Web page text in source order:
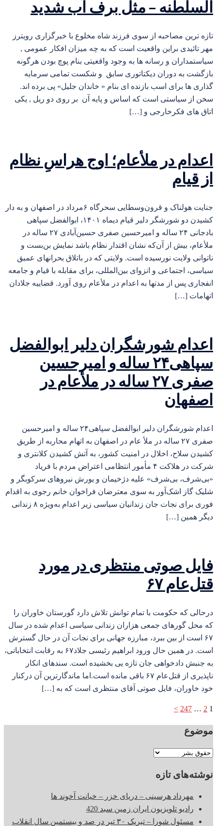
السلطنه – مثل برف آب شدید
تازه ترین مصاحبه از سوی فرزند شاه مخلوع با خبرگزاری رویترز
مهر تائیدی براین واقعیت است که به چه میزان افکار عمومی ,
سیاستمداران و رسانه ها به وجود واقعیتی بنام پوچ بودن هرگونه
بازگشت به دوران دیکتاتوری سابق و شکست تمامی سرمایه
گذاری ها برای اسب بازنده ای بنام « خاندان جلیل» پی برده اند.
سخن از سیاستی است که اساس و پایه آن بر روی دو ریل , یکی
اتاق های فکرخارجی و […]
اعدام در ملأعام؛ اوج هراسِ نظام
از قیام
جنایت هولناک و قرون‌وسطایی سحرگاه ۶مرداد در اصفهان و به دار
کشیدن دو شورشگر دلیر قیام دیماه ۱۴۰۱، ابوالفضل سپاهی
بادجانی ۲۴ ساله و امیرحسین صفری حسین‌آبادی ۲۷ ساله در
ملأعام، بیش از آن‌که نشان اقتدار نظام باشد نمایش بن‌بست و
ناتوانی ولایت نورسیده است. ولایتی که در باتلاق بحرانهای عمیق
سیاسی، اجتماعی و انزوای بین‌المللی، برای مقابله با قیام و جامعه
انفجاری پس از مدتها به اعدام در ملأعام روی آورد. قضاییه جلادان
اتهامات […]
اعدام شورشگران دلیر ابوالفضل
سپاهی۲۴ ساله و امیرحسین
صفری ۲۷ ساله در ملأعام در
اصفهان
اعدام شورشگران دلیر ابوالفضل سپاهی۲۴ ساله و امیرحسین
صفری ۲۷ ساله در ملأ عام در اصفهان به اتهام محاربه از طریق
کشیدن سلاح، اخلال در امنیت کشور، به آتش کشیدن کلانتری و
شرکت در هلاکت ۴ مأمور انتظامی اعتراض مردم با فریاد
«بی‌شرف، بی‌شرف» علیه دژخیمان و یورش نیروهای سرکوبگر و
شلیک گاز اشک‌آور به سوی معترضان فراخوان خانم رجوی به اقدام
فوری برای نجات جان زندانیان سیاسی زیر اعدام به‌ویژه ۸ زندانی
دیگر همین […]
فایل صوتی منتظری در مورد
قتل‌عام ۶۷
درحالی که حکومت با تمام توانش تلاش دارد گورستان خاوران را
که محل گورهای جمعی هزاران زندانی سیاسی اعدام شده در سال
۶۷ است از بین ببرد، مبارزه جهانی برای نجات آن در حال گسترش
است. در همین حال ورود ابراهیم رئیسی جلاد۶۷ به رقابت انتخاباتی،
به جنبش دادخواهی جان تازه یی بخشیده است. سندهای انکار
ناپذیری از قتل‌عام ۶۷ باقی مانده است.اما ماندگارترین آن درکنار
خود خاوران، فایل صوتی آقای منتظری است که به […]
صفحه‌بندی
نوشته‌ها
1
2
…
247
>
موضوع
موضوع
نوشته‌های تازه
مهرداد هرسینی – دریای خزر – خیانت آخوند ها
رادیو تلویزیون ایران زمین سبد 420
مسئول شورا – تبریک ۳۰ تیر در صد و بیستمین سال انقلاب